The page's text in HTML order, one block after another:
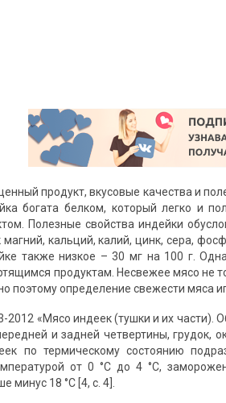
продукт, вкусовые качества и
богата белком, который легко и
Полезные свойства индейки
кальций, калий, цинк, сера,
также низкое – 30 мг на 100 г.
продуктам. Несвежее мясо не
поэтому определение свежести мяса
2012 «Мясо индеек (тушки и их части).
и задней четвертины, грудок,
по термическому состоянию
от 0 °С до 4 °С,
минус 18 °С [4, с. 4].